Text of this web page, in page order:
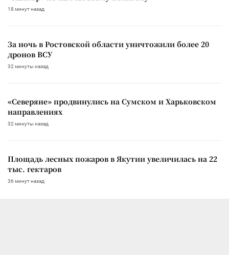
18 минут назад
За ночь в Ростовской области уничтожили более 20
дронов ВСУ
32 минуты назад
«Северяне» продвинулись на Сумском и Харьковском
направлениях
32 минуты назад
Площадь лесных пожаров в Якутии увеличилась на 22
тыс. гектаров
36 минут назад